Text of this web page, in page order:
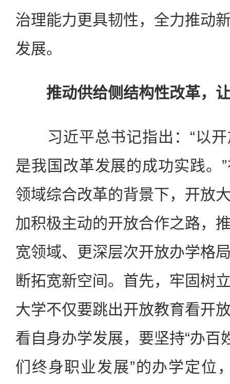
治理能力更具韧性，全力推动
发展。
推动供给侧结构性改革，
习近平总书记指出：“以开
是我国改革发展的成功实践。
领域综合改革的背景下，开放
加积极主动的开放合作之路，
宽领域、更深层次开放办学格
断拓宽新空间。首先，牢固树
大学不仅要跳出开放教育看开
看自身办学发展，要坚持“办百
们终身职业发展”的办学定位